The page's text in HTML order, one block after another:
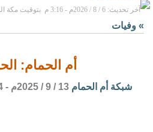
آخر تحديث: 6 / 8 / 2026م - 3:16 م بتوقيت مكة المكرمة
» وفيات
أم الحمام:
شبكة أم الحمام 13 / 9 / 2025م - 2:04 ص